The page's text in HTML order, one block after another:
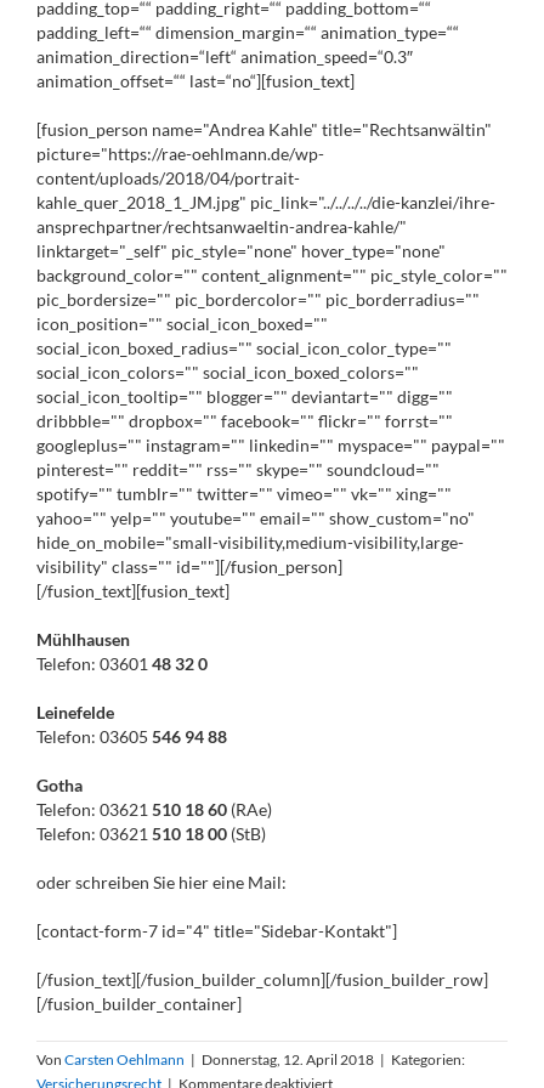
padding_top=““ padding_right=““ padding_bottom=““
padding_left=““ dimension_margin=““ animation_type=““
animation_direction=“left“ animation_speed=“0.3″
animation_offset=““ last=“no“][fusion_text]
[fusion_person name="Andrea Kahle" title="Rechtsanwältin"
picture="https://rae-oehlmann.de/wp-
content/uploads/2018/04/portrait-
kahle_quer_2018_1_JM.jpg" pic_link="../../../../die-kanzlei/ihre-
ansprechpartner/rechtsanwaeltin-andrea-kahle/"
linktarget="_self" pic_style="none" hover_type="none"
background_color="" content_alignment="" pic_style_color=""
pic_bordersize="" pic_bordercolor="" pic_borderradius=""
icon_position="" social_icon_boxed=""
social_icon_boxed_radius="" social_icon_color_type=""
social_icon_colors="" social_icon_boxed_colors=""
social_icon_tooltip="" blogger="" deviantart="" digg=""
dribbble="" dropbox="" facebook="" flickr="" forrst=""
googleplus="" instagram="" linkedin="" myspace="" paypal=""
pinterest="" reddit="" rss="" skype="" soundcloud=""
spotify="" tumblr="" twitter="" vimeo="" vk="" xing=""
yahoo="" yelp="" youtube="" email="" show_custom="no"
hide_on_mobile="small-visibility,medium-visibility,large-
visibility" class="" id=""][/fusion_person]
[/fusion_text][fusion_text]
Mühlhausen
Telefon: 03601 48 32 0
Leinefelde
Telefon: 03605 546 94 88
Gotha
Telefon: 03621 510 18 60 (RAe)
Telefon: 03621 510 18 00 (StB)
oder schreiben Sie hier eine Mail:
[contact-form-7 id="4" title="Sidebar-Kontakt"]
[/fusion_text][/fusion_builder_column][/fusion_builder_row]
[/fusion_builder_container]
Von Carsten Oehlmann | Donnerstag, 12. April 2018 | Kategorien:
Versicherungsrecht | Kommentare deaktiviertfür